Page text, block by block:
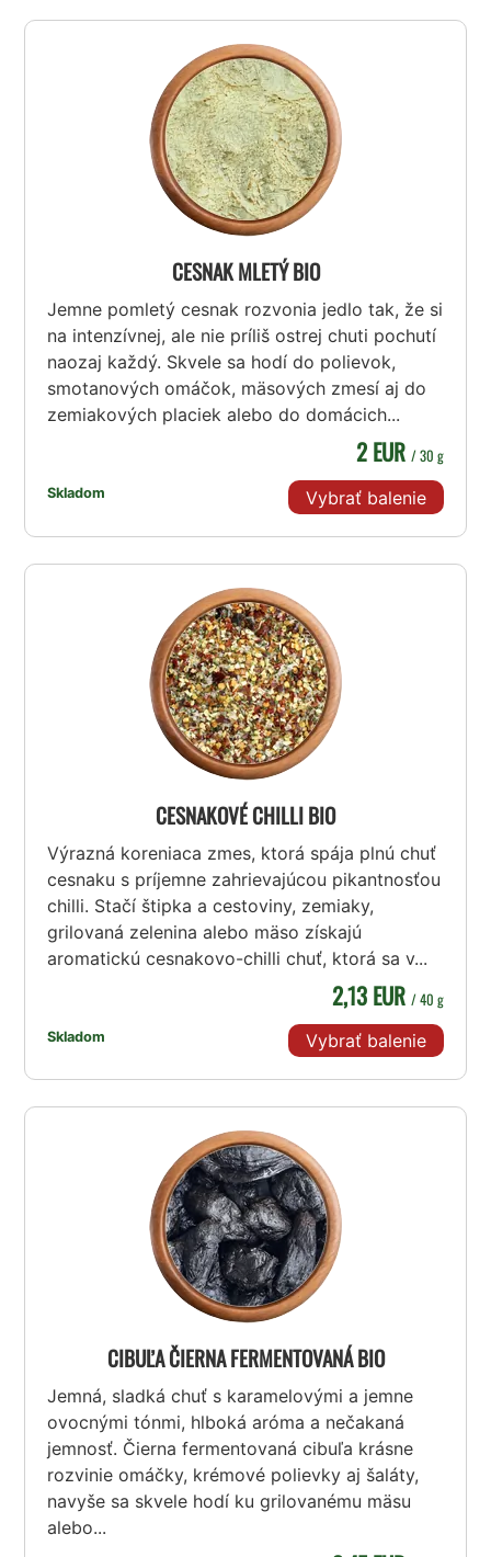
CESNAK MLETÝ BIO
Jemne pomletý cesnak rozvonia jedlo tak, že si
na intenzívnej, ale nie príliš ostrej chuti pochutí
naozaj každý. Skvele sa hodí do polievok,
smotanových omáčok, mäsových zmesí aj do
zemiakových placiek alebo do domácich...
Skladom
2 EUR / 30 g
Vybrať balenie
CESNAKOVÉ CHILLI BIO
Výrazná koreniaca zmes, ktorá spája plnú chuť
cesnaku s príjemne zahrievajúcou pikantnosťou
chilli. Stačí štipka a cestoviny, zemiaky,
grilovaná zelenina alebo mäso získajú
aromatickú cesnakovo-chilli chuť, ktorá sa v...
Skladom
2,13 EUR / 40 g
Vybrať balenie
CIBUĽA ČIERNA FERMENTOVANÁ BIO
Jemná, sladká chuť s karamelovými a jemne
ovocnými tónmi, hlboká aróma a nečakaná
jemnosť. Čierna fermentovaná cibuľa krásne
rozvinie omáčky, krémové polievky aj šaláty,
navyše sa skvele hodí ku grilovanému mäsu
alebo...